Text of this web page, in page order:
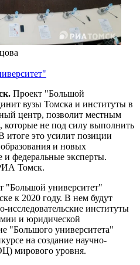
Проект "Большой
вузы Томска и институты в
центр, позволит местным
которые не под силу выполнить
это усилит позиции
и новых
и федеральные эксперты.
Томск.
"Большой университет"
к 2020 году. В нем будут
исследовательские институты
и юридической
"Большого университета"
на создание научно-
мирового уровня.